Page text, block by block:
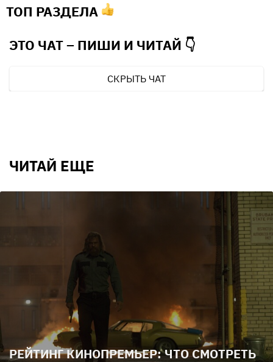
ТОП РАЗДЕЛА
ЭТО ЧАТ – ПИШИ И ЧИТАЙ 👇
СКРЫТЬ ЧАТ
ЧИТАЙ ЕЩЕ
РЕЙТИНГ КИНОПРЕМЬЕР: ЧТО СМОТРЕТЬ